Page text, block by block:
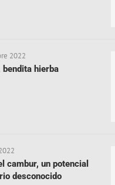
2022
bendita hierba
cambur, un potencial
desconocido